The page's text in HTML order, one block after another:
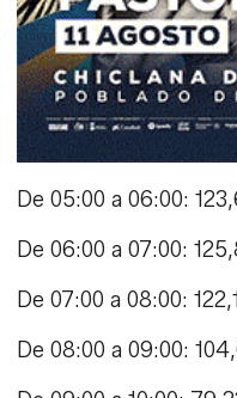
De 05:00 a 06:00:
De 06:00 a 07:00:
De 07:00 a 08:00:
De 08:00 a 09:00: